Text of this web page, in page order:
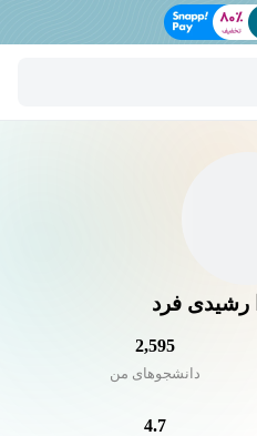
رشیدی فرد
2,595
دانشجو‌های من
4.7